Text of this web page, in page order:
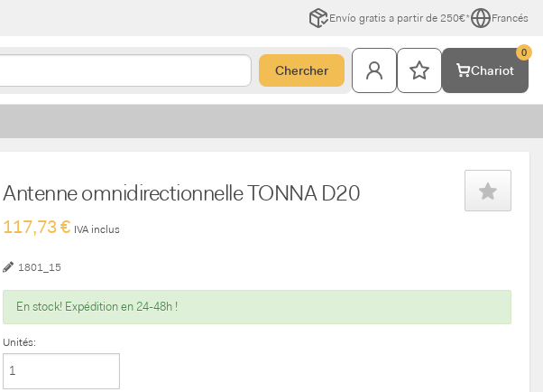
Envío gratis a partir de 250€* Francés
Chercher Chariot
0
Antenne omnidirectionnelle TONNA D20
117,73 € IVA inclus
1801_15
En stock! Expédition en 24-48h !
Unités: